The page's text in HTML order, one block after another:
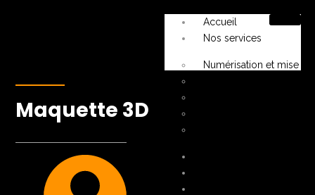
Accueil
Nos services
Numérisation et mise
Maquette 3D